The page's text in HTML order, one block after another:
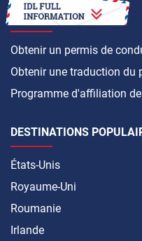
COMMENT FAIRE
Obtenir un permis de
Obtenir une traduction du
Programme d'affiliation
DESTINATIONS
États-Unis
Royaume-Uni
Roumanie
Irlande